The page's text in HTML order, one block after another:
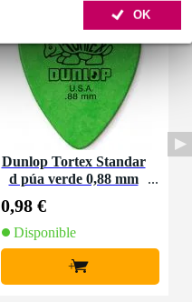
OK
Dunlop Tortex Standar
d púa verde 0,88 mm
0,98 €
Disponible
+